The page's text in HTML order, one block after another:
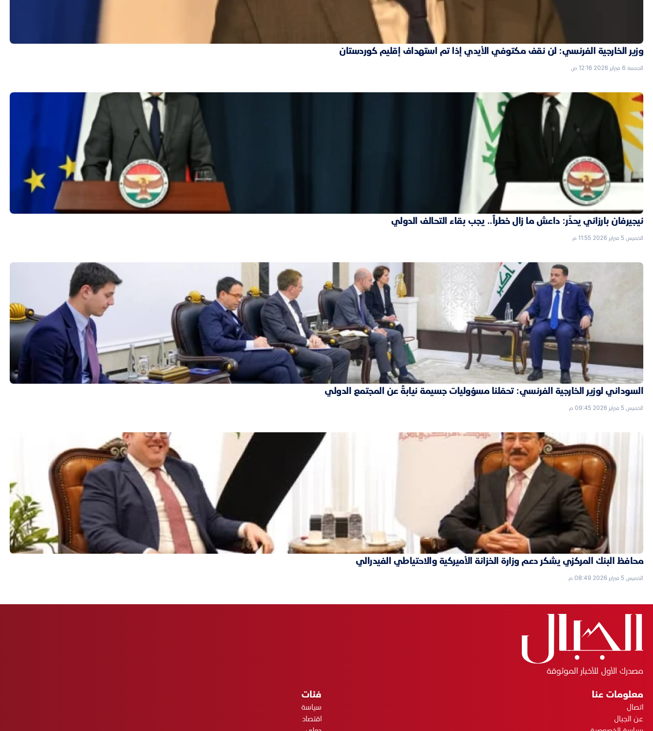
وزير الخارجية الفرنسي: لن نقف مكتوفي الأيدي إذا تم استهداف إقليم كوردستان
الجمعة 6 فبراير 2026 12:16 ص
نيجيرفان بارزاني يحذّر: داعش ما زال خطراً.. يجب بقاء التحالف الدولي
الخميس 5 فبراير 2026 11:55 م
السوداني لوزير الخارجية الفرنسي: تحمّلنا مسؤوليات جسيمة نيابةً عن المجتمع الدولي
الخميس 5 فبراير 2026 09:45 م
محافظ البنك المركزي يشكر دعم وزارة الخزانة الأميركية والاحتياطي الفيدرالي
الخميس 5 فبراير 2026 08:49 م
مصدرك الأول للأخبار الموثوقة
معلومات عنا
اتصال
عن الجبال
فئات
سياسة
اقتصاد